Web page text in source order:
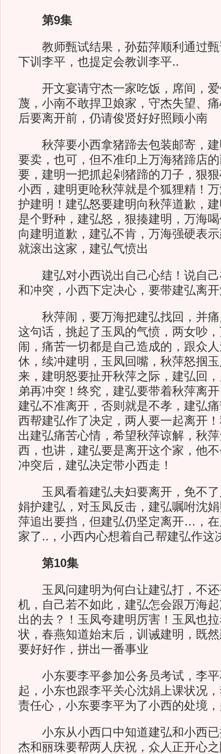
第9集
教师甄试结果，孙茹萍顺利通过甄
下训李平，也提定会教训李平..
开文宴请守杰一家吃饭，席间，爱
蔑，小南不敢捍卫娘家，守杰失望、
后要离开前，仍请俊贤好好照顾小南
秋萍要小西拿猪蹄去包装邮寄，建
要卖，也可，但不准印上万海猪蹄店
要，建明一把抓起剁猪蹄的刀子，狠
小西，建明更呛秋萍就是个狐狸精！
护建明！建弘怒要建明向秋萍道歉，
是个野种，建弘怒，狠揍建明，万海
向建明道歉，建弘不肯，万海强硬表
就滚出这家，建弘气愤出
建弘对小西说出自己心结！说自己
和冲突，小西下定决心，要带建弘离
秋萍闹，要万海把建弘找回，并痛
这句话，挑起了玉凤的气愤，两女吵
闹，痛苦一切都是自己造成的，跟众
休，续冲建明，玉凤回嘴，秋萍怒掴
来，建明怒要扯开秋萍之际，建弘回
弟再冲突！终究，建弘要带着秋萍离
建弘不准离开，否则就是不孝，建弘
西帮建弘作了决定，两人要一起离开
出建弘痛苦心情，希望秋萍谅解，秋
西，也讲，建弘要是离开这个家，他
冲突后，建弘决定带小西走！
玉凤看着建弘夫妇要离开，免不了
娟护建弘，对玉凤反击，建弘嘱咐沈
萍追出要挡，但建弘仍坚定离开…，
家了..，小西内心想着自己帮建弘作这
第10集
玉凤问建明为何白让建弘打，不还
机，自己若不如此，建弘怎会跟万海
出的去？！玉凤夸建明厉害！玉凤也
状，春燕知道始末后，训诫建明，既
要好好作，拼出一番事业
小东要李平参加公务员考试，李平
起，小东也跟李平关心沈娟上课状况
责任心，小东要李平为了小西的处境
小东从小西口中知道建弘和小西已
杰和丽珠要帮两人庆祝，众人正开心